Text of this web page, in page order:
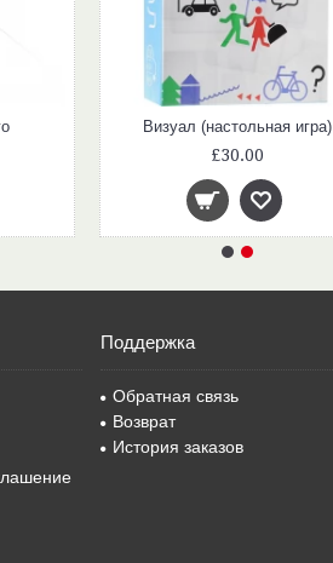
Визуал (настольная игра)
£30.00
Поддержка
Обратная связь
Возврат
История заказов